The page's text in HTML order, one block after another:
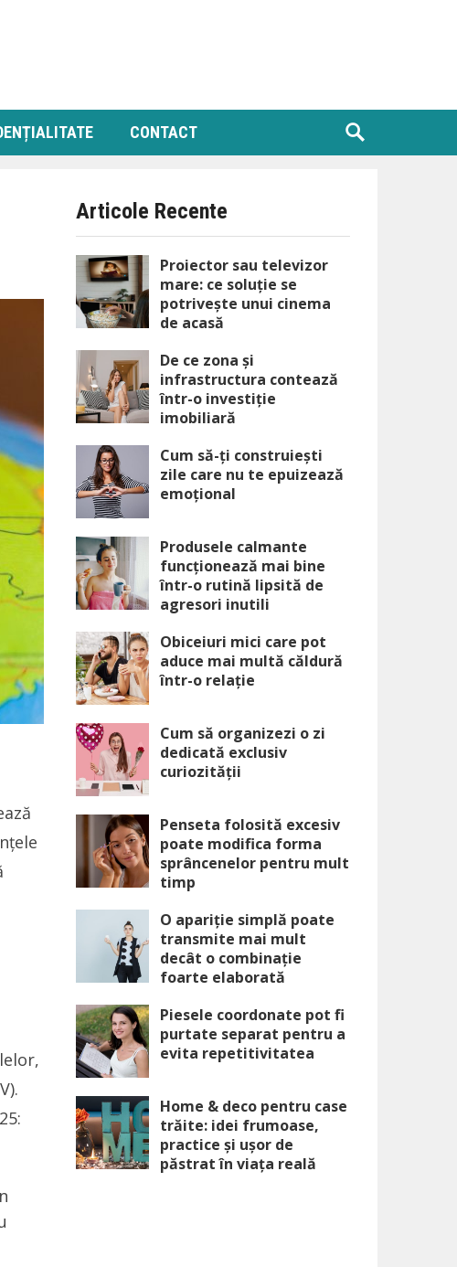
CONTACT
Articole Recente
Proiector sau televizor
mare: ce soluție se
potrivește unui cinema
de acasă
De ce zona și
infrastructura contează
într-o investiție
imobiliară
Cum să-ți construiești
zile care nu te epuizează
emoțional
Produsele calmante
funcționează mai bine
într-o rutină lipsită de
agresori inutili
Obiceiuri mici care pot
aduce mai multă căldură
într-o relație
Cum să organizezi o zi
dedicată exclusiv
curiozității
Penseta folosită excesiv
poate modifica forma
sprâncenelor pentru mult
timp
O apariție simplă poate
transmite mai mult
decât o combinație
foarte elaborată
Piesele coordonate pot fi
purtate separat pentru a
evita repetitivitatea
Home & deco pentru case
trăite: idei frumoase,
practice și ușor de
păstrat în viața reală